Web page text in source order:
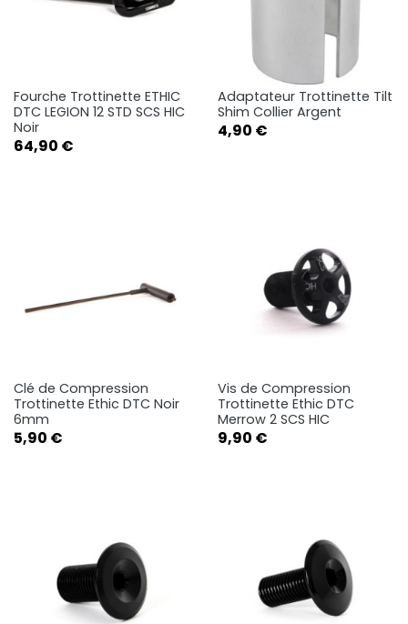
Fourche Trottinette ETHIC
DTC LEGION 12 STD SCS HIC
Noir
Prix
64,90 €
Adaptateur Trottinette Tilt
Shim Collier Argent
Prix
4,90 €
Clé de Compression
Trottinette Ethic DTC Noir
6mm
Prix
5,90 €
Vis de Compression
Trottinette Ethic DTC
Merrow 2 SCS HIC
Prix
9,90 €